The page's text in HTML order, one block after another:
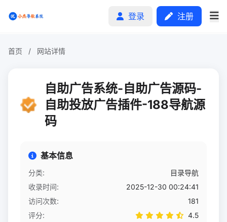
登录 注册
分类排行
申请收录
自助广告
首页 / 网站详情
自助广告系统-自助广告源码-
自助投放广告插件-188导航源
码
基本信息
分类:
目录导航
收录时间:
2025-12-30 00:24:41
访问次数:
181
评分:
4.5